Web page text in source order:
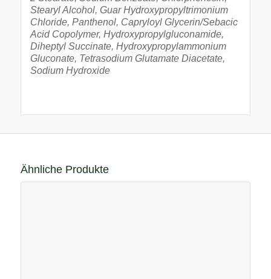
Stearyl Alcohol, Guar Hydroxypropyltrimonium
Chloride, Panthenol, Capryloyl Glycerin/Sebacic
Acid Copolymer, Hydroxypropylgluconamide,
Diheptyl Succinate, Hydroxypropylammonium
Gluconate, Tetrasodium Glutamate Diacetate,
Sodium Hydroxide
Ähnliche Produkte